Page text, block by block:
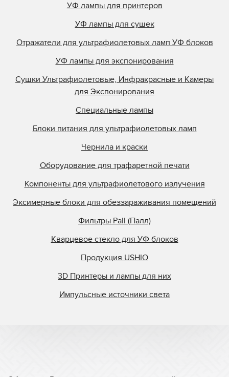
УФ лампы для принтеров
УФ лампы для сушек
Отражатели для ультрафиолетовых ламп УФ блоков
УФ лампы для экспонирования
Сушки Ультрафиолетовые, Инфракрасные и Камеры
для Экспонирования
Специальные лампы
Блоки питания для ультрафиолетовых ламп
Чернила и краски
Оборудование для трафаретной печати
Компоненты для ультрафиолетового излучения
Эксимерные блоки для обеззараживания помещений
Фильтры Pall (Палл)
Кварцевое стекло для УФ блоков
Продукция USHIO
3D Принтеры и лампы для них
Импульсные источники света